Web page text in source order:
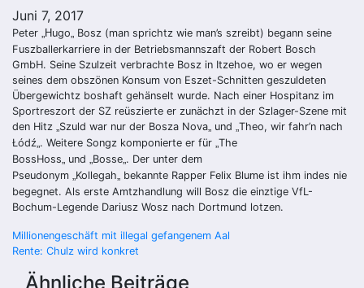
Juni 7, 2017
Peter H ugo
Bosz (man sprichtz wie man’s szreibt) begann seine
Fuszballerkarriere in der Betriebsmannszaft der Robert Bosch
GmbH. Seine Szulzeit verbrachte Bosz in Itzehoe, wo er wegen
seines dem obszönen Konsum von Eszet-Schnitten geszuldeten
Übergewichtz boshaft gehänselt wurde. Nach einer Hospitanz im
Sportreszort der SZ reüszierte er zunächzt in der Szlager-Szene mit
den Hitz Szuld war nur der Bosza Nova und Theo, wir fahr’n nach
Łódź . Weitere Songz komponierte er für The
BossHoss
und Bosse . Der unter dem
Pseudonym Kollegah
bekannte Rapper Felix Blume ist ihm indes nie
begegnet. Als erste Amtzhandlung will Bosz die einztige VfL-
Bochum-Legende Dariusz Wosz nach Dortmund lotzen.
Beitragsnavigation
Millionengeschäft mit illegal gefangenem Aal
Rente: Chulz wird konkret
Ähnliche Beiträge